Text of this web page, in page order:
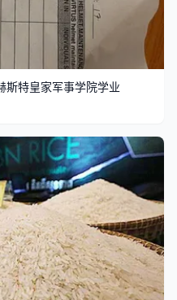
斯特皇家军事学院学业